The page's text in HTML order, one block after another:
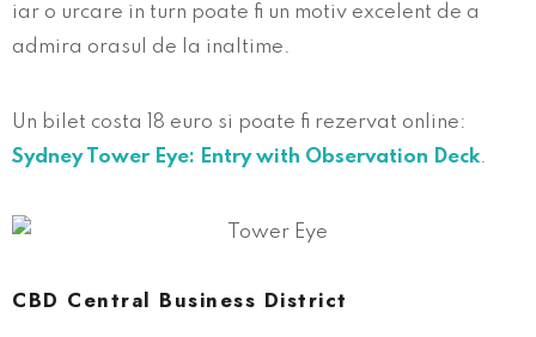
iar o urcare in turn poate fi un motiv excelent de a
admira orasul de la inaltime.
Un bilet costa 18 euro si poate fi rezervat online:
Sydney Tower Eye: Entry with Observation Deck.
CBD Central Business District